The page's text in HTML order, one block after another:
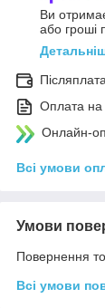
Ви
або гроші
Післяплата
Оплата на
Онлайн-
Всі умови
Умови
Повернення
Всі умови